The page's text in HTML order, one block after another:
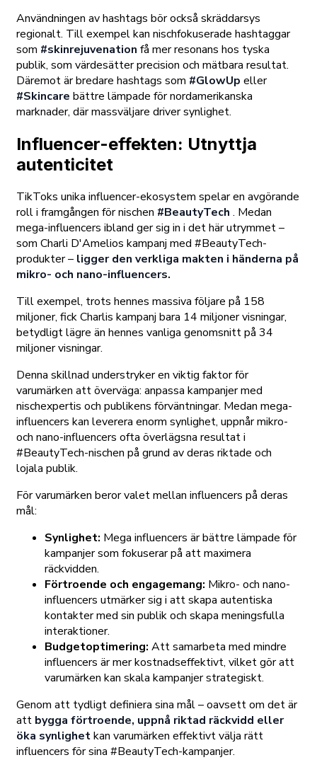
Användningen av hashtags bör också skräddarsys
regionalt. Till exempel kan nischfokuserade hashtaggar
som #skinrejuvenation få mer resonans hos tyska
publik, som värdesätter precision och mätbara resultat.
Däremot är bredare hashtags som #GlowUp eller
#Skincare bättre lämpade för nordamerikanska
marknader, där massväljare driver synlighet.
Influencer-effekten: Utnyttja
autenticitet
TikToks unika influencer-ekosystem spelar en avgörande
roll i framgången för nischen #BeautyTech . Medan
mega-influencers ibland ger sig in i det här utrymmet –
som Charli D'Amelios kampanj med #BeautyTech-
produkter – ligger den verkliga makten i händerna på
mikro- och nano-influencers.
Till exempel, trots hennes massiva följare på 158
miljoner, fick Charlis kampanj bara 14 miljoner visningar,
betydligt lägre än hennes vanliga genomsnitt på 34
miljoner visningar.
Denna skillnad understryker en viktig faktor för
varumärken att överväga: anpassa kampanjer med
nischexpertis och publikens förväntningar. Medan mega-
influencers kan leverera enorm synlighet, uppnår mikro-
och nano-influencers ofta överlägsna resultat i
#BeautyTech-nischen på grund av deras riktade och
lojala publik.
För varumärken beror valet mellan influencers på deras
mål:
Synlighet: Mega influencers är bättre lämpade för
kampanjer som fokuserar på att maximera
räckvidden.
Förtroende och engagemang: Mikro- och nano-
influencers utmärker sig i att skapa autentiska
kontakter med sin publik och skapa meningsfulla
interaktioner.
Budgetoptimering: Att samarbeta med mindre
influencers är mer kostnadseffektivt, vilket gör att
varumärken kan skala kampanjer strategiskt.
Genom att tydligt definiera sina mål – oavsett om det är
att bygga förtroende, uppnå riktad räckvidd eller
öka synlighetkan varumärken effektivt välja rätt
influencers för sina #BeautyTech-kampanjer.